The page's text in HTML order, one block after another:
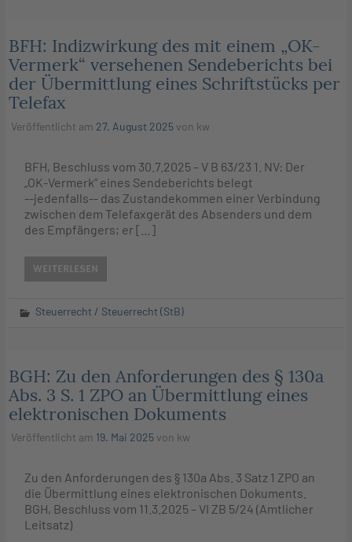
BFH: Indizwirkung des mit einem „OK-
Vermerk“ versehenen Sendeberichts bei
der Übermittlung eines Schriftstücks per
Telefax
Veröffentlicht am 27. August 2025von kw
BFH, Beschluss vom 30.7.2025 – V B 63/23 1. NV: Der
„OK-Vermerk“ eines Sendeberichts belegt
‑‑jedenfalls‑‑ das Zustandekommen einer Verbindung
zwischen dem Telefaxgerät des Absenders und dem
des Empfängers; er […]
WEITERLESEN
Steuerrecht / Steuerrecht (StB)
BGH: Zu den Anforderungen des § 130a
Abs. 3 S. 1 ZPO an Übermittlung eines
elektronischen Dokuments
Veröffentlicht am 19. Mai 2025von kw
Zu den Anforderungen des § 130a Abs. 3 Satz 1 ZPO an
die Übermittlung eines elektronischen Dokuments.
BGH, Beschluss vom 11.3.2025 – VI ZB 5/24 (Amtlicher
Leitsatz)